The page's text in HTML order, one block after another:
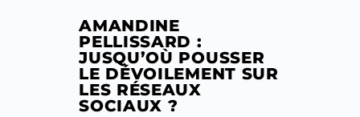
AMANDINE
PELLISSARD :
JUSQU’OÙ POUSSER
LE DÉVOILEMENT SUR
LES RÉSEAUX
SOCIAUX ?